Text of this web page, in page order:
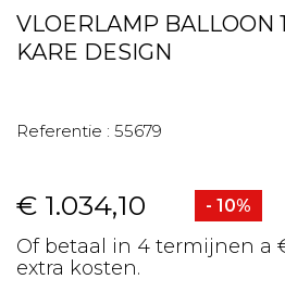
VLOERLAMP BALLOON
KARE DESIGN
Referentie : 55679
€ 1.034,10 - 10%
Of betaal in 4 termijnen a
extra kosten.